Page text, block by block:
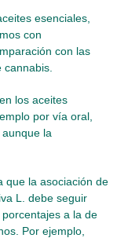
esenciales,
con
con las
los aceites
por vía oral,
la
que la asociación de
L. debe seguir
a la de
Por ejemplo,